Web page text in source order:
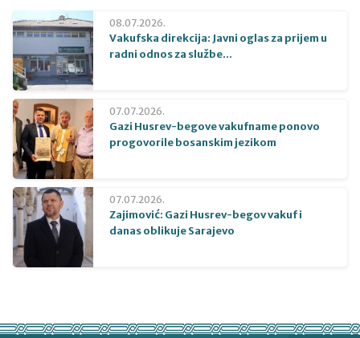
08.07.2026.
Vakufska direkcija: Javni oglas za prijem u
radni odnos za službe...
07.07.2026.
Gazi Husrev-begove vakufname ponovo
progovorile bosanskim jezikom
07.07.2026.
Zajimović: Gazi Husrev-begov vakuf i
danas oblikuje Sarajevo